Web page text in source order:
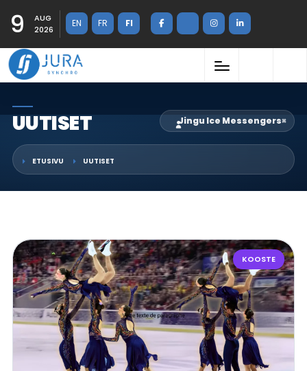
9
AUG
2026
EN FR FI
UUTISET Jingu Ice Messengers×
ETUSIVU UUTISET
KOOSTE